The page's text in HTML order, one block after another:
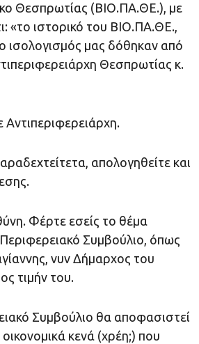
Θεσπρωτίας (ΒΙΟ.ΠΑ.ΘΕ.), με
«το ιστορικό του ΒΙΟ.ΠΑ.ΘΕ.,
ισολογισμός μας δόθηκαν από
Θεσπρωτίας κ.
Αντιπεριφερειάρχη.
απολογηθείτε και
Φέρτε εσείς το θέμα
Συμβούλιο, όπως
νυν Δήμαρχος του
τιμήν του.
Συμβούλιο θα αποφασιστεί
κενά (χρέη;) που